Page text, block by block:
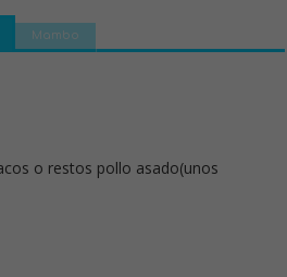
Mambo
o restos pollo asado(unos